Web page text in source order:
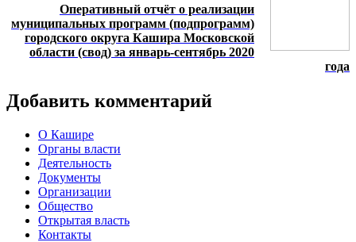
Оперативный отчёт о реализации
муниципальных программ (подпрограмм)
городского округа Кашира Московской
области (свод) за январь-сентябрь 2020
года
Добавить комментарий
О Кашире
Органы власти
Деятельность
Документы
Организации
Общество
Открытая власть
Контакты